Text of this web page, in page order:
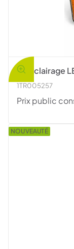
Kit éclairage
1TR005257
Prix public
NOUVEAUTÉ